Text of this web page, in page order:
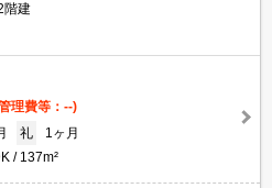
階建
理費等：--)
礼
1ヶ月
137m²